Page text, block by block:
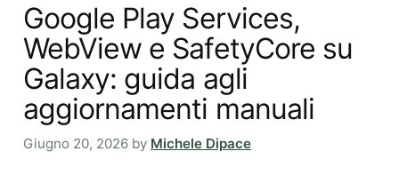
Google Play Services,
WebView e SafetyCore su
Galaxy: guida agli
aggiornamenti manuali
Giugno 20, 2026 by Michele Dipace